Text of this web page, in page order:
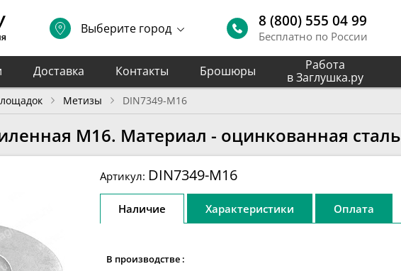
Выберите город 8 (800) 555 04 99
Бесплатно по России
Доставка Контакты Брошюры
Работа
в Заглушка.ру
Метизы DIN7349-M16
M16. Материал - оцинкованная сталь
Артикул: DIN7349-M16
Наличие Характеристики Оплата
В производстве :